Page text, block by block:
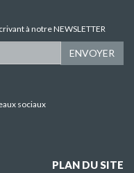
à notre NEWSLETTER
ENVOYER
sociaux
PLAN DU SITE